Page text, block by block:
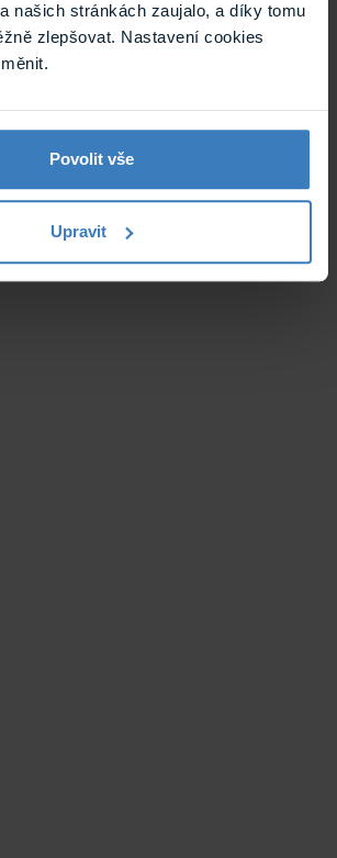
našich stránkách zaujalo, a díky tomu
zlepšovat. Nastavení cookies
Povolit vše
Upravit
PLUS
interiérová fólie